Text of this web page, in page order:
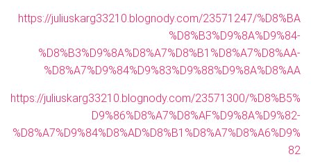
https://juliuskarg33210.blognody.com/23571247/%D8%BA
%D8%B3%D9%8A%D9%84-
%D8%B3%D9%8A%D8%A7%D8%B1%D8%A7%D8%AA-
%D8%A7%D9%84%D9%83%D9%88%D9%8A%D8%AA
https://juliuskarg33210.blognody.com/23571300/%D8%B5%
D9%86%D8%A7%D8%AF%D9%8A%D9%82-
%D8%A7%D9%84%D8%AD%D8%B1%D8%A7%D8%A6%D9%
82